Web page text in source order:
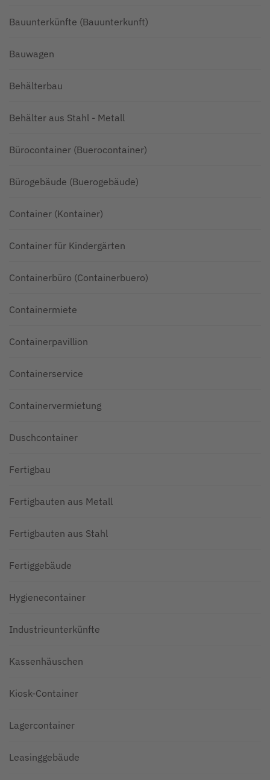
Bauunterkünfte (Bauunterkunft)
Bauwagen
Behälterbau
Behälter aus Stahl - Metall
Bürocontainer (Buerocontainer)
Bürogebäude (Buerogebäude)
Container (Kontainer)
Container für Kindergärten
Containerbüro (Containerbuero)
Containermiete
Containerpavillion
Containerservice
Containervermietung
Duschcontainer
Fertigbau
Fertigbauten aus Metall
Fertigbauten aus Stahl
Fertiggebäude
Hygienecontainer
Industrieunterkünfte
Kassenhäuschen
Kiosk-Container
Lagercontainer
Leasinggebäude